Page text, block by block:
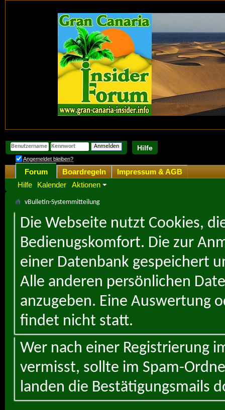
Hilfe
Angemeldet bleiben?
Forum
Hilfe
Kalender Aktionen
Boardregeln Impressum & AGB
vBulletin-Systemmitteilung
Die Webseite nutzt Cookies,
Bedienugskomfort. Die zur
einer Datenbank gespeichert
Alle anderen persönlichen
anzugeben. Eine Auswertung
findet nicht statt.
Wer nach einer Registrierung
vermisst, sollte im Spam-
landen die Bestätigungsmails